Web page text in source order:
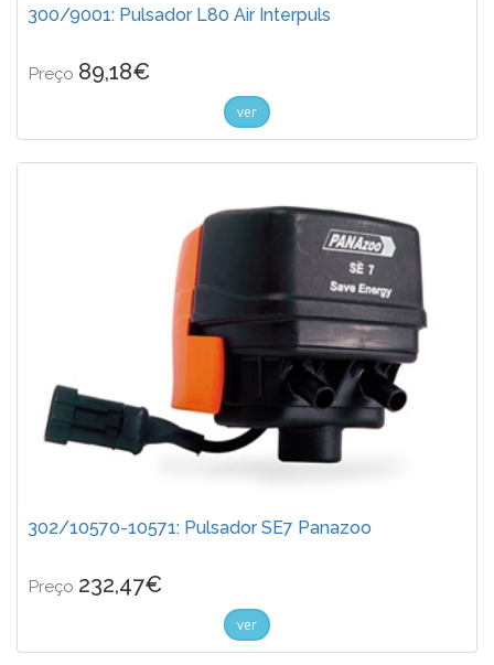
300/9001: Pulsador L80 Air Interpuls
Preço 89,18€
ver
302/10570-10571: Pulsador SE7 Panazoo
Preço 232,47€
ver